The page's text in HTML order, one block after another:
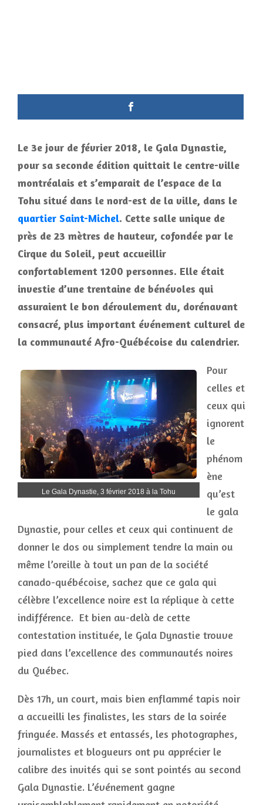
Le 3e jour de février 2018, le Gala Dynastie,
pour sa seconde édition quittait le centre-ville
montréalais et s’emparait de l’espace de la
Tohu situé dans le nord-est de la ville, dans le
quartier Saint-Michel. Cette salle unique de
près de 23 mètres de hauteur, cofondée par le
Cirque du Soleil, peut accueillir
confortablement 1200 personnes. Elle était
investie d’une trentaine de bénévoles qui
assuraient le bon déroulement du, dorénavant
consacré, plus important événement culturel de
la communauté Afro-Québécoise du calendrier.
Le Gala Dynastie, 3 février 2018 à la Tohu
Pour
celles et
ceux qui
ignorent
le
phénom
ène
qu’est
le gala
Dynastie, pour celles et ceux qui continuent de
donner le dos ou simplement tendre la main ou
même l’oreille à tout un pan de la société
canado-québécoise, sachez que ce gala qui
célèbre l’excellence noire est la réplique à cette
indifférence. Et bien au-delà de cette
contestation instituée, le Gala Dynastie trouve
pied dans l’excellence des communautés noires
du Québec.
Dès 17h, un court, mais bien enflammé tapis noir
a accueilli les finalistes, les stars de la soirée
fringuée. Massés et entassés, les photographes,
journalistes et blogueurs ont pu apprécier le
calibre des invités qui se sont pointés au second
Gala Dynastie. L’événement gagne